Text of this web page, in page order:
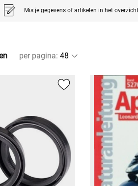
Mis je gegevens of artikelen in het
per pagina: